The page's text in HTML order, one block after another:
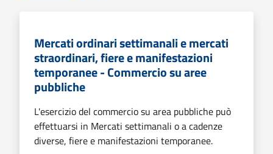
Mercati ordinari settimanali e mercati
straordinari, fiere e manifestazioni
temporanee - Commercio su aree
pubbliche
L'esercizio del commercio su area pubbliche può
effettuarsi in Mercati settimanali o a cadenze
diverse, fiere e manifestazioni temporanee.